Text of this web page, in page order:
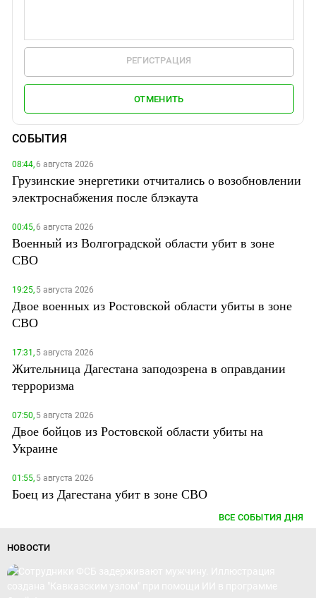
РЕГИСТРАЦИЯ
ОТМЕНИТЬ
СОБЫТИЯ
08:44,6 августа 2026
Грузинские энергетики отчитались о возобновлении
электроснабжения после блэкаута
00:45,6 августа 2026
Военный из Волгоградской области убит в зоне
СВО
19:25,5 августа 2026
Двое военных из Ростовской области убиты в зоне
СВО
17:31,5 августа 2026
Жительница Дагестана заподозрена в оправдании
терроризма
07:50,5 августа 2026
Двое бойцов из Ростовской области убиты на
Украине
01:55,5 августа 2026
Боец из Дагестана убит в зоне СВО
ВСЕ СОБЫТИЯ ДНЯ
НОВОСТИ